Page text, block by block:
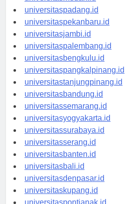
universitasmedan.id
universitaspadang.id
universitaspekanbaru.id
universitasjambi.id
universitaspalembang.id
universitasbengkulu.id
universitaspangkalpinang.id
universitastanjungpinang.id
universitasbandung.id
universitassemarang.id
universitasyogyakarta.id
universitassurabaya.id
universitasserang.id
universitasbanten.id
universitasbali.id
universitasdenpasar.id
universitaskupang.id